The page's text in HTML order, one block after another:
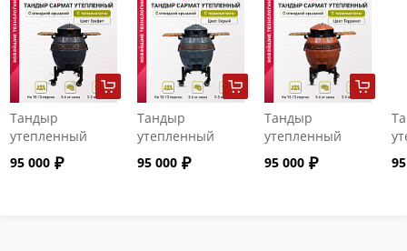
Тандыр
утепленный
"Сармат" с
откидной
95 000
Тандыр
утепленный
"Сармат" с
откидной
95 000
Тандыр
утепленный
"Сармат" с
откидной
95 000